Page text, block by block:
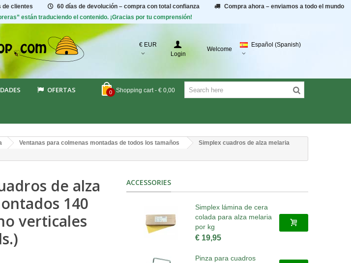
de clientes 60 días de devolución – compra con total confianza
Compra ahora – enviamos a todo el mundo
están traduciendo el contenido. ¡Gracias por tu comprensión!
€ EUR
Login
Welcome
Español (Spanish)
0 Shopping cart - € 0,00
OFERTAS
Ventanas para colmenas montadas de todos los tamaños
Simplex cuadros de alza melaria
de alza
140
verticales
ACCESSORIES
Simplex lámina de cera
colada para alza melaria
por kg
€ 19,95
Pinza para cuadros